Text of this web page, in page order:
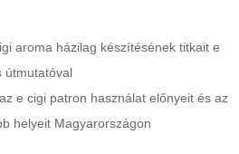
aroma házilag készítésének titkait e
útmutatóval
e cigi patron használat előnyeit és az
helyeit Magyarországon